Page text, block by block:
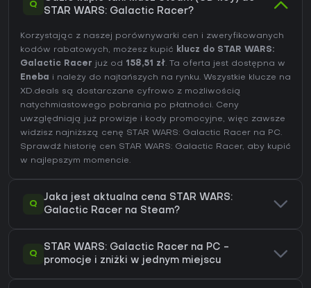
Q
STAR WARS: Galactic Racer?
Korzystając z naszej porównywarki cen i zweryfikowanych
kodów rabatowych, możesz kupić klucz do STAR WARS:
Galactic Racer już od 158,51 zł. Ta oferta jest dostępna w
Eneba i należy do najtańszych na rynku. Wszystkie klucze na
XD.deals są dostarczane cyfrowo z możliwością
natychmiastowego pobrania po płatności. Ceny
uwzględniają już prowizje i kody promocyjne, więc zawsze
widzisz najniższą cenę STAR WARS: Galactic Racer na PC.
Sprawdź historię cen STAR WARS: Galactic Racer, aby kupić
w najlepszym momencie.
Q
Jaka jest aktualna cena STAR WARS:
Galactic Racer na Steam?
Q
STAR WARS: Galactic Racer na PC -
promocje i zniżki w jednym miejscu